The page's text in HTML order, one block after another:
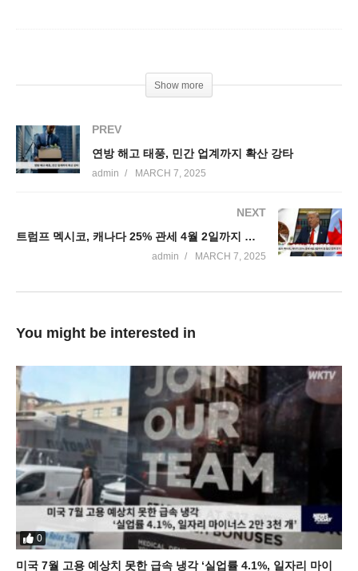
Show more
PREV
연방 해고 태풍, 민간 업계까지 확산 강타
admin MARCH 7, 2025
NEXT
트럼프 멕시코, 캐나다 25% 관세 4월 2일까지 한 달간 전격 연기
admin MARCH 7, 2025
You might be interested in
0
미국 7월 고용 예상치 못한 급속 냉각 ‘실업률 4.1%, 일자리 마이